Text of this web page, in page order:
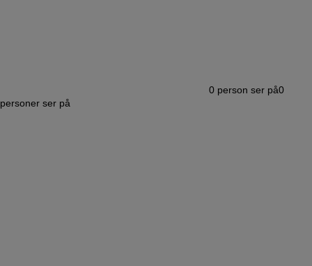
0 person ser på0
personer ser på